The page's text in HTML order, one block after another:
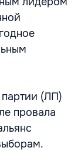
(ЛП)
провала